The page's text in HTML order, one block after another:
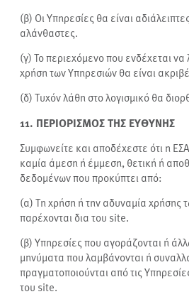
(β) Οι Υπηρεσίες θα είναι
αλάνθαστες.
(γ) Το περιεχόμενο που ενδέχεται
χρήση των Υπηρεσιών θα είναι
(δ) Τυχόν λάθη στο λογισμικό θα
11. ΠΕΡΙΟΡΙΣΜΟΣ ΤΗΣ ΕΥΘΥΝΗΣ
Συμφωνείτε και αποδέχεστε ότι η
καμία άμεση ή έμμεση, θετική ή
δεδομένων που προκύπτει από:
(α) Τη χρήση ή την αδυναμία χρήσης
παρέχονται δια του site.
(β) Υπηρεσίες που αγοράζονται ή
μηνύματα που λαμβάνονται ή
πραγματοποιούνται από τις
του site.